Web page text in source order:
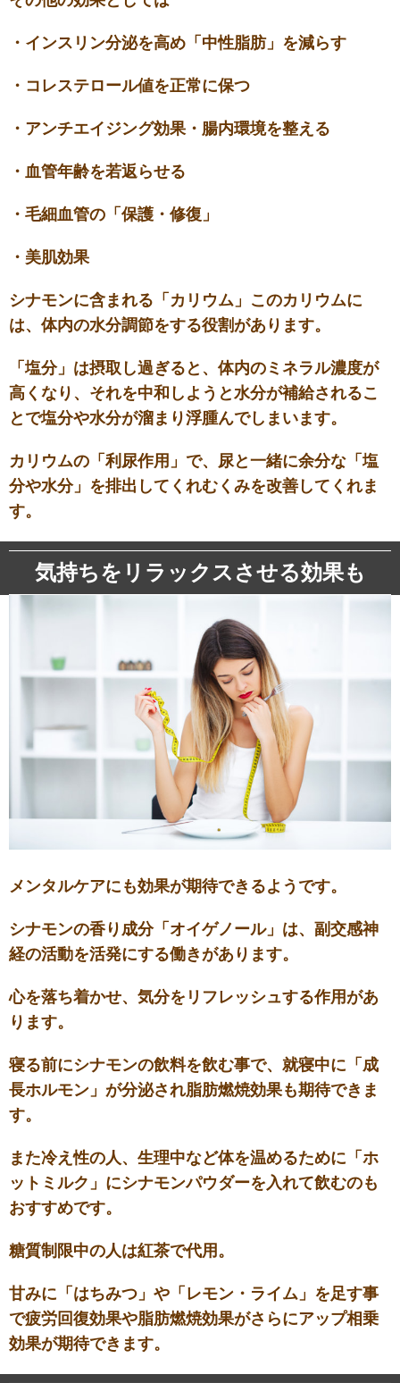
・インスリン分泌を高め「中性脂肪」を減らす
・コレステロール値を正常に保つ
・アンチエイジング効果・腸内環境を整える
・血管年齢を若返らせる
・毛細血管の「保護・修復」
・美肌効果
シナモンに含まれる「カリウム」このカリウムに
は、体内の水分調節をする役割があります。
「塩分」は摂取し過ぎると、体内のミネラル濃度が
高くなり、それを中和しようと水分が補給されるこ
とで塩分や水分が溜まり浮腫んでしまいます。
カリウムの「利尿作用」で、尿と一緒に余分な「塩
分や水分」を排出してくれむくみを改善してくれま
す。
気持ちをリラックスさせる効果も
メンタルケアにも効果が期待できるようです。
シナモンの香り成分「オイゲノール」は、副交感神
経の活動を活発にする働きがあります。
心を落ち着かせ、気分をリフレッシュする作用があ
ります。
寝る前にシナモンの飲料を飲む事で、就寝中に「成
長ホルモン」が分泌され脂肪燃焼効果も期待できま
す。
また冷え性の人、生理中など体を温めるために「ホ
ットミルク」にシナモンパウダーを入れて飲むのも
おすすめです。
糖質制限中の人は紅茶で代用。
甘みに「はちみつ」や「レモン・ライム」を足す事
で疲労回復効果や脂肪燃焼効果がさらにアップ相乗
効果が期待できます。